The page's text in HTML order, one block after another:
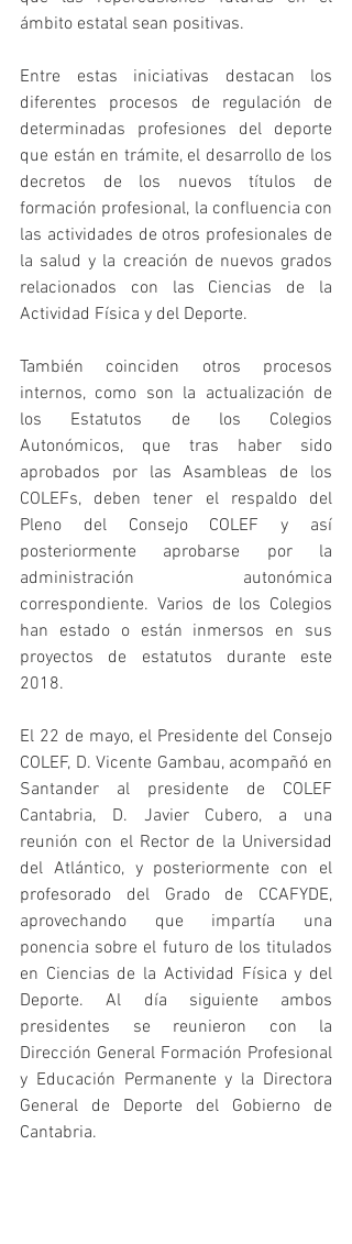
ámbito estatal sean positivas.
Entre estas iniciativas destacan los
diferentes procesos de regulación de
determinadas profesiones del deporte
que están en trámite, el desarrollo de los
decretos de los nuevos títulos de
formación profesional, la confluencia con
las actividades de otros profesionales de
la salud y la creación de nuevos grados
relacionados con las Ciencias de la
Actividad Física y del Deporte.
También coinciden otros procesos
internos, como son la actualización de
los Estatutos de los Colegios
Autonómicos, que tras haber sido
aprobados por las Asambleas de los
COLEFs, deben tener el respaldo del
Pleno del Consejo COLEF y así
posteriormente aprobarse por la
administración autonómica
correspondiente. Varios de los Colegios
han estado o están inmersos en sus
proyectos de estatutos durante este
2018.
El 22 de mayo, el Presidente del Consejo
COLEF, D. Vicente Gambau, acompañó en
Santander al presidente de COLEF
Cantabria, D. Javier Cubero, a una
reunión con el Rector de la Universidad
del Atlántico, y posteriormente con el
profesorado del Grado de CCAFYDE,
aprovechando que impartía una
ponencia sobre el futuro de los titulados
en Ciencias de la Actividad Física y del
Deporte. Al día siguiente ambos
presidentes se reunieron con la
Dirección General Formación Profesional
y Educación Permanente y la Directora
General de Deporte del Gobierno de
Cantabria.